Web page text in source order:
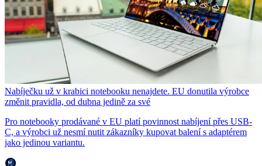
Nabíječku už v krabici notebooku nenajdete. EU donutila výrobce
změnit pravidla, od dubna jedině za své
Pro notebooky prodávané v EU platí povinnost nabíjení přes USB-
C, a výrobci už nesmí nutit zákazníky kupovat balení s adaptérem
jako jedinou variantu.